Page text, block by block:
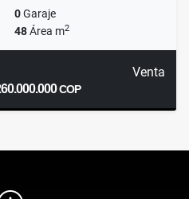
0Garaje
48Área m2
Venta
COP